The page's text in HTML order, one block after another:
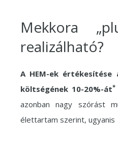
Mekkora
realizálható?
A HEM-ek értékesítése
költségének 10-20%-át*
azonban nagy szórást
élettartam szerint, ugyanis